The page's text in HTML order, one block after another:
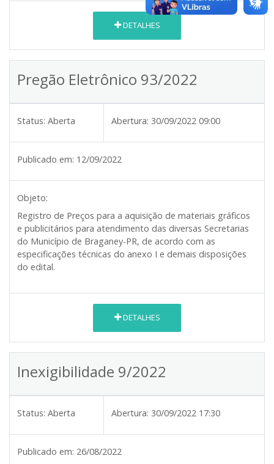
DETALHES
Pregão Eletrônico 93/2022
Status: Aberta Abertura: 30/09/2022 09:00
Publicado em: 12/09/2022
Objeto:
Registro de Preços para a aquisição de materiais gráficos
e publicitários para atendimento das diversas Secretarias
do Município de Braganey-PR, de acordo com as
especificações técnicas do anexo I e demais disposições
do edital.
DETALHES
Inexigibilidade 9/2022
Status: Aberta Abertura: 30/09/2022 17:30
Publicado em: 26/08/2022